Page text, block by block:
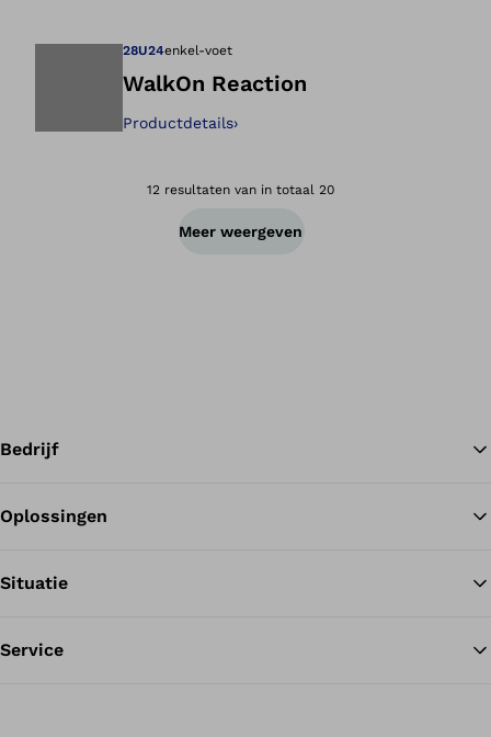
28U24enkel-voet
WalkOn Reaction
Productdetails›
12 resultaten van in totaal 20
Meer weergeven
Bedrijf
Oplossingen
Situatie
Service